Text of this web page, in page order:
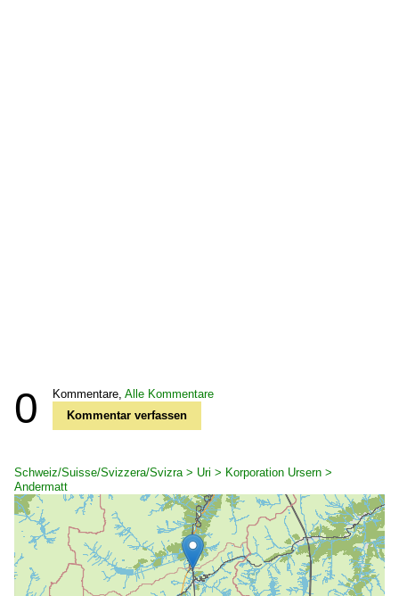
0 Kommentare, Alle Kommentare
Kommentar verfassen
Schweiz/Suisse/Svizzera/Svizra > Uri > Korporation Ursern >
Andermatt